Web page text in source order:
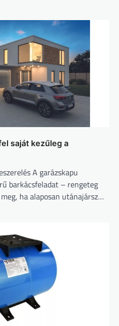
saját kezűleg a
A garázskapu
barkácsfeladat – rengeteg
ha alaposan utánajársz…